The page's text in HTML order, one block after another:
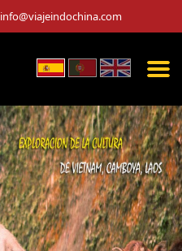
info@viajeindochina.com